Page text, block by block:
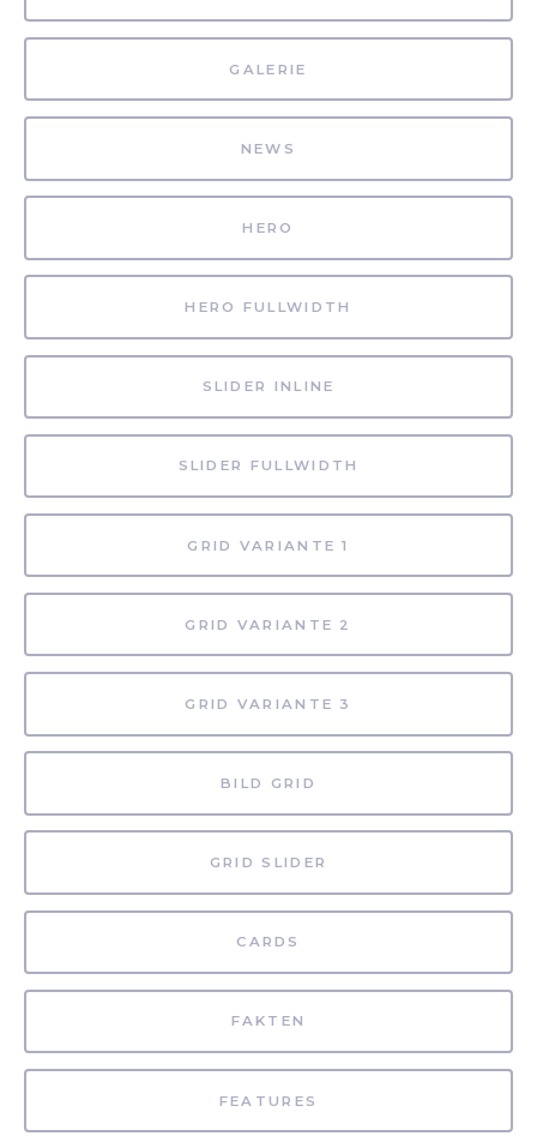
GALERIE
NEWS
HERO
HERO FULLWIDTH
SLIDER INLINE
SLIDER FULLWIDTH
GRID VARIANTE 1
GRID VARIANTE 2
GRID VARIANTE 3
BILD GRID
GRID SLIDER
CARDS
FAKTEN
FEATURES